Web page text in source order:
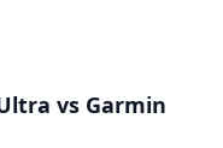
vs Garmin